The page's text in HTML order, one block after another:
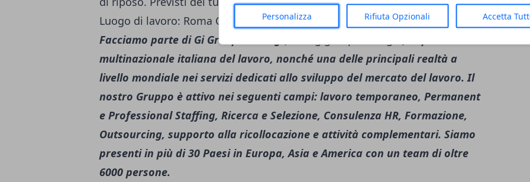
Personalizza Rifiuta Opzionali Accetta
Luogo di lavoro: Roma Centro
Facciamo parte di Gi Group Holding (
multinazionale italiana del lavoro, nonché una delle principali realtà a
livello mondiale nei servizi dedicati allo sviluppo del mercato del lavoro. Il
nostro Gruppo è attivo nei seguenti campi: lavoro temporaneo, Permanent
e Professional Staffing, Ricerca e Selezione, Consulenza HR, Formazione,
Outsourcing, supporto alla ricollocazione e attività complementari. Siamo
presenti in più di 30 Paesi in Europa, Asia e America con un team di oltre
6000 persone.